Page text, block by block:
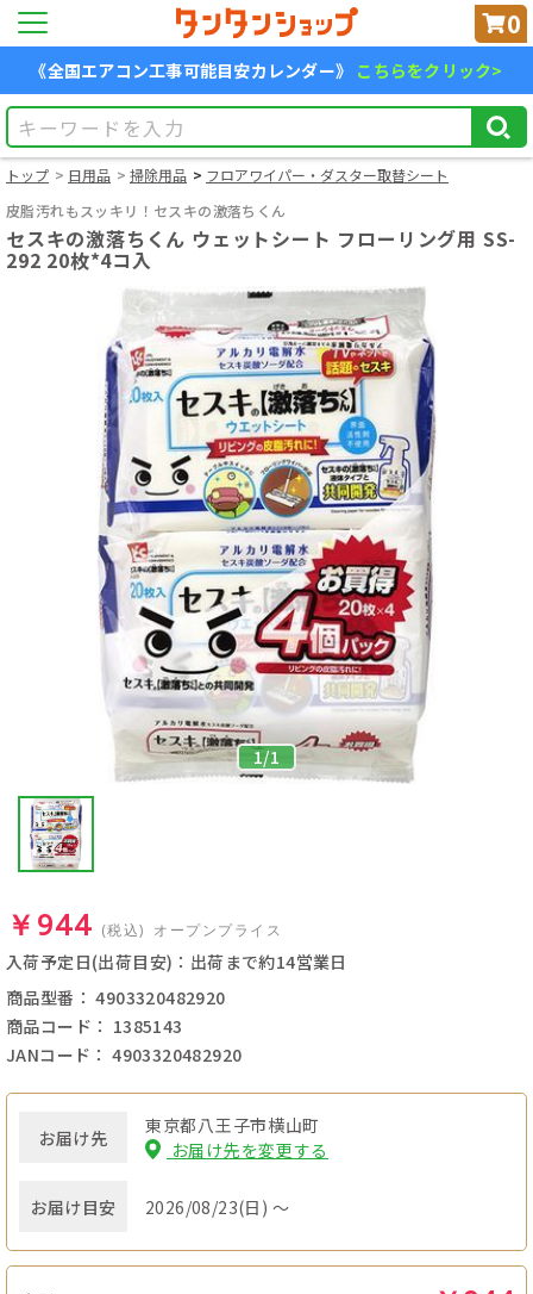
0
《全国エアコン工事可能目安カレンダー》 こちらをクリック>
トップ 日用品 掃除用品
フロアワイパー・ダスター取替シート
皮脂汚れもスッキリ！セスキの激落ちくん
セスキの激落ちくん ウェットシート フローリング用 SS-
292 20枚*4コ入
1/1
￥944 (税込) オープンプライス
入荷予定日(出荷目安)：出荷まで約14営業日
商品型番： 4903320482920
商品コード： 1385143
JANコード： 4903320482920
お届け先
東京都八王子市横山町
お届け先を変更する
お届け目安 2026/08/23(日) ～